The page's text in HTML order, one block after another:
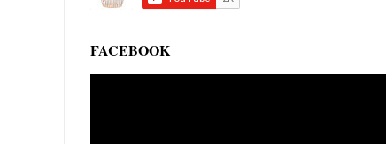
FACEBOOK